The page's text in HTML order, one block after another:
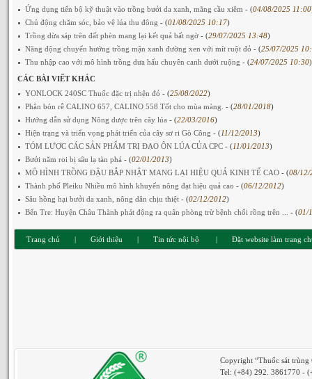
Ứng dụng tiến bộ kỹ thuật vào trồng bưởi da xanh, mãng cầu xiêm - (04/08/2025 11:00
Chủ động chăm sóc, bảo vệ lúa thu đông - (01/08/2025 10:17)
Trồng dừa sáp trên đất phèn mang lại kết quả bất ngờ - (29/07/2025 13:48)
Năng động chuyển hướng trồng mận xanh đường xen với mít ruột đỏ - (25/07/2025
Thu nhập cao với mô hình trồng dưa hấu chuyên canh dưới ruộng - (24/07/2025 10:30)
CÁC BÀI VIẾT KHÁC
YONLOCK 240SC Thuốc đặc trị nhện đỏ - (25/08/2022)
Phân bón rễ CALINO 657, CALINO 558 Tốt cho mùa màng. - (28/01/2018)
Hướng dẫn sử dụng Nông dược trên cây lúa - (22/03/2016)
Hiện trạng và triển vọng phát triển của cây sơ ri Gò Công - (11/12/2013)
TÓM LƯỢC CÁC SẢN PHẨM TRỊ ĐẠO ÔN LÚA CỦA CPC - (11/01/2013)
Bưởi năm roi bị sâu lạ tàn phá - (02/01/2013)
MÔ HÌNH TRỒNG ĐẬU BẮP NHẬT MANG LẠI HIỆU QUẢ KINH TẾ CAO - (08/12/
Thành phố Pleiku Nhiều mô hình khuyến nông đạt hiệu quả cao - (06/12/2012)
Sâu hồng hại bưởi da xanh, nông dân chịu thiệt - (02/12/2012)
Bến Tre: Huyện Châu Thành phát động ra quân phòng trừ bệnh chổi rồng trên ... - (01/
Trang chủ | Giới thiệu | Tin tức nội bộ | Đặt website làm trang
Copyright “Thuốc sát
Tel: (+84) 292. 3861770 -